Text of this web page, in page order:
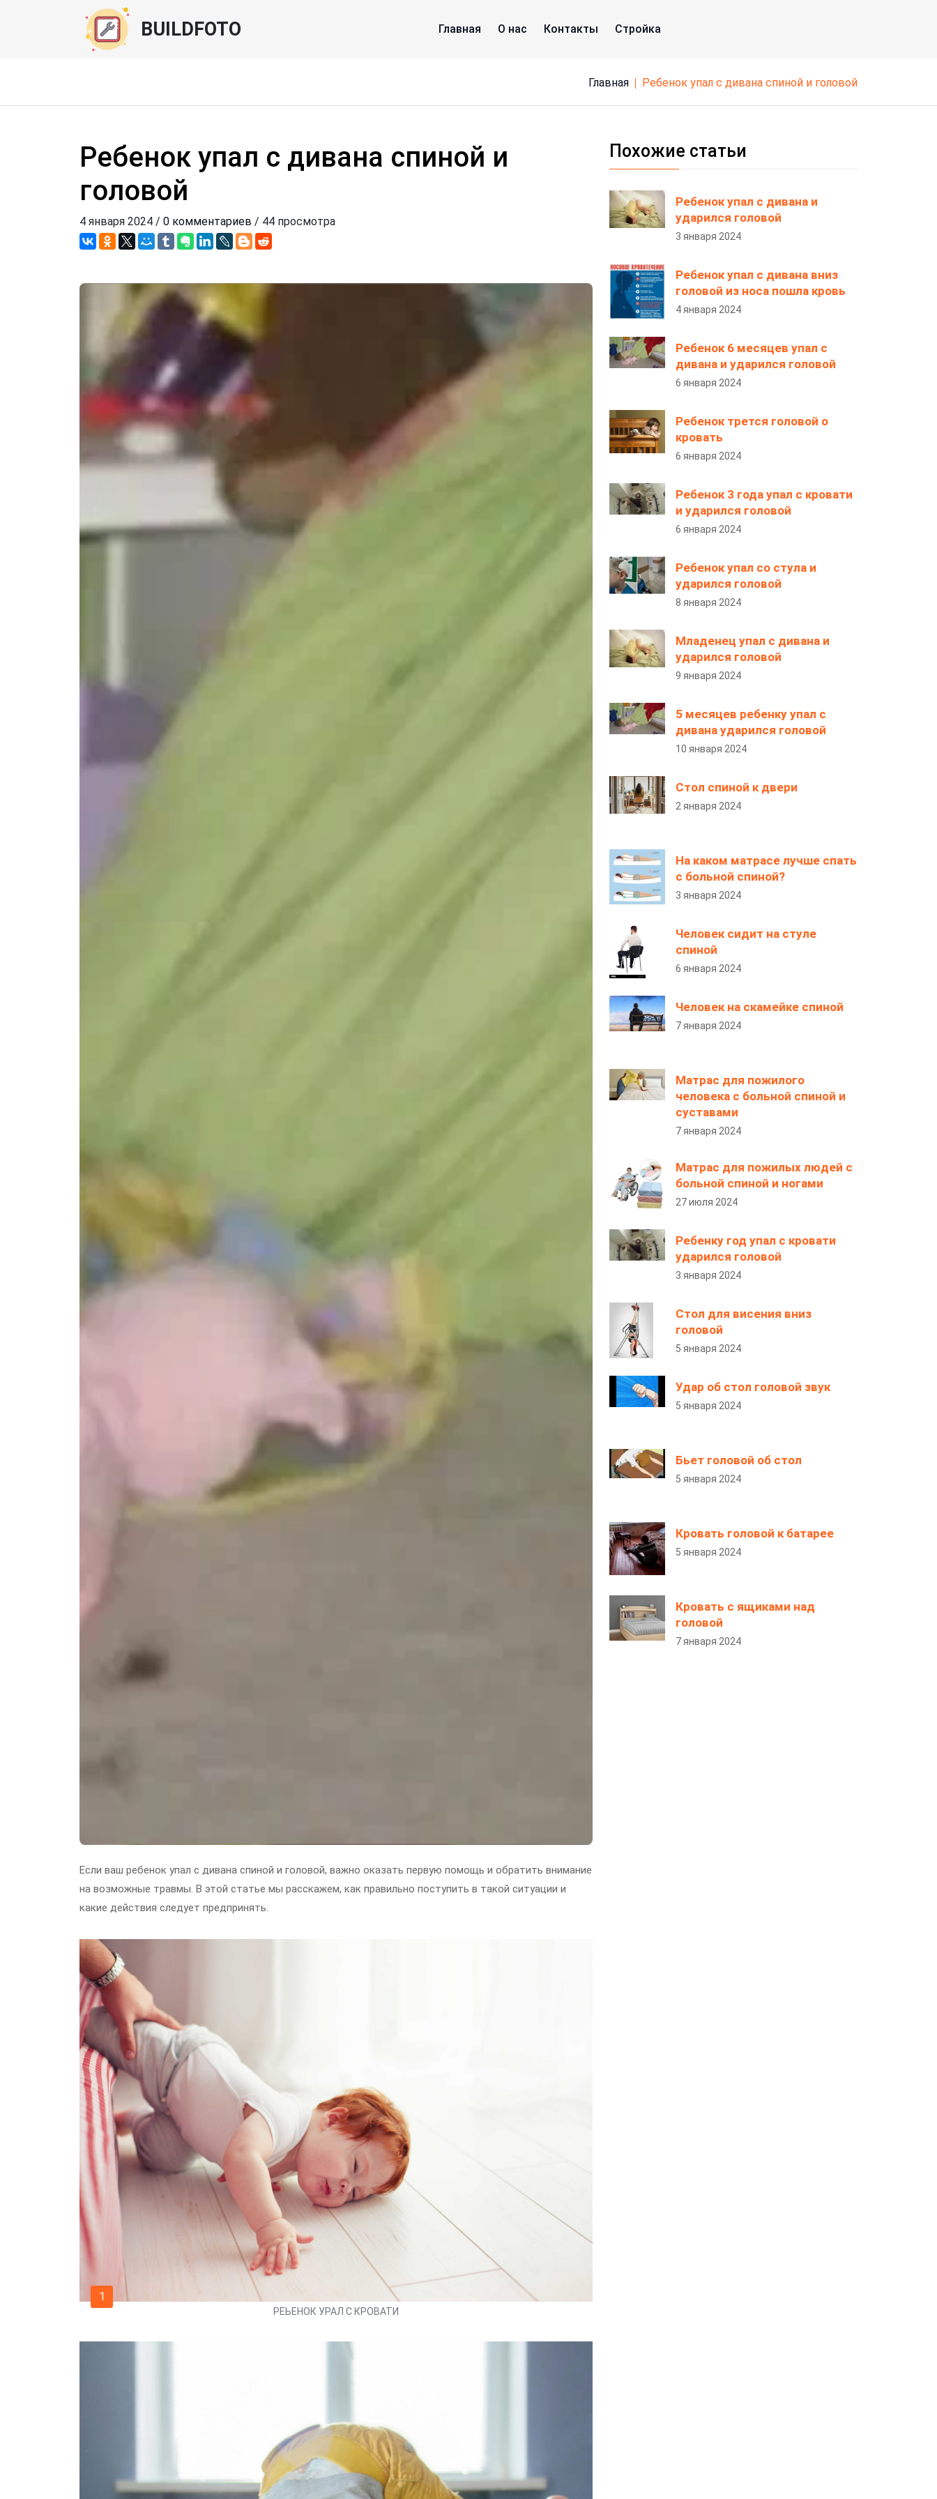
BUILDFOTO Главная О нас Контакты Стройка
Главная ребенок упал с дивана спиной и головой
Ребенок упал с дивана спиной и
головой
4 января 2024 / 0 комментариев / 44 просмотра
Если ваш ребенок упал с дивана спиной и головой, важно оказать первую помощь и обратить внимание
на возможные травмы. В этой статье мы расскажем, как правильно поступить в такой ситуации и
какие действия следует предпринять.
1
РЕЬЕНОК УРАЛ С КРОВАТИ
Похожие статьи
Ребенок упал с дивана и
ударился головой
3 января 2024
Ребенок упал с дивана вниз
головой из носа пошла кровь
4 января 2024
Ребенок 6 месяцев упал с
дивана и ударился головой
6 января 2024
Ребенок трется головой о
кровать
6 января 2024
Ребенок 3 года упал с кровати
и ударился головой
6 января 2024
Ребенок упал со стула и
ударился головой
8 января 2024
Младенец упал с дивана и
ударился головой
9 января 2024
5 месяцев ребенку упал с
дивана ударился головой
10 января 2024
Стол спиной к двери
2 января 2024
На каком матрасе лучше спать
с больной спиной?
3 января 2024
Человек сидит на стуле
спиной
6 января 2024
Человек на скамейке спиной
7 января 2024
Матрас для пожилого
человека с больной спиной и
суставами
7 января 2024
Матрас для пожилых людей с
больной спиной и ногами
27 июля 2024
Ребенку год упал с кровати
ударился головой
3 января 2024
Стол для висения вниз
головой
5 января 2024
Удар об стол головой звук
5 января 2024
Бьет головой об стол
5 января 2024
Кровать головой к батарее
5 января 2024
Кровать с ящиками над
головой
7 января 2024